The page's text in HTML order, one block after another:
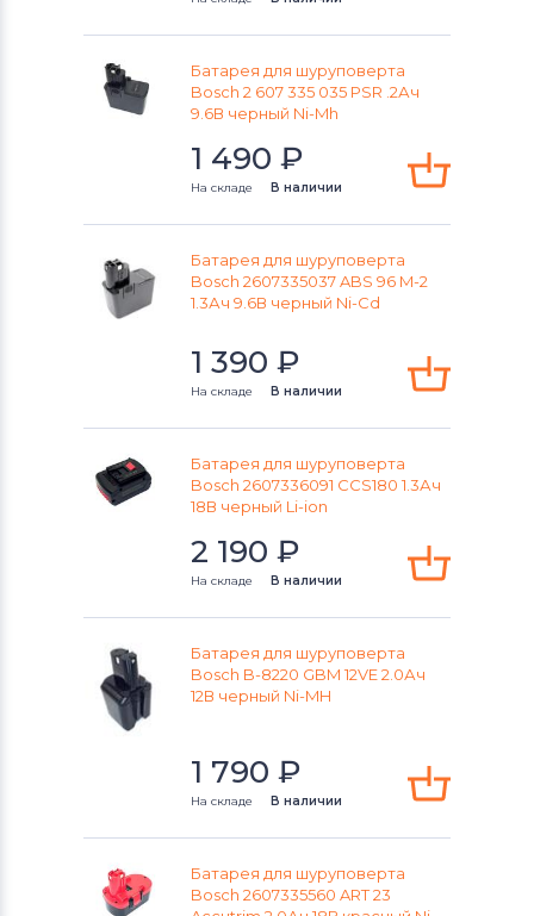
Makita
Аккумуляторы для шуруповертов
Аккумуляторы для шуруповертов
Panasonic
Аккумуляторы для шуруповертов
Универсальный
Батарея для шуруповерта
Bosch 2 607 335 035 PSR .2Ач
9.6В черный Ni-Mh
1 490 ₽
На складе В наличии
Батарея для шуруповерта
Bosch 2607335037 ABS 96 M-2
1.3Ач 9.6В черный Ni-Cd
1 390 ₽
На складе В наличии
Батарея для шуруповерта
Bosch 2607336091 CCS180 1.3Ач
18В черный Li-ion
2 190 ₽
На складе В наличии
Батарея для шуруповерта
Bosch B-8220 GBM 12VE 2.0Ач
12В черный Ni-MH
1 790 ₽
На складе В наличии
Батарея для шуруповерта
Bosch 2607335560 ART 23